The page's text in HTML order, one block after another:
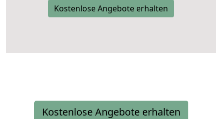
Kostenlose Angebote erhalten
Kostenlose Angebote erhalten